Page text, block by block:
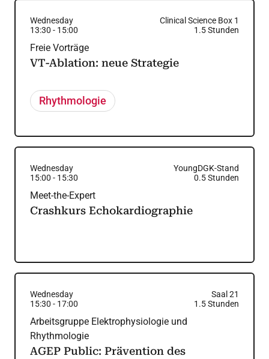
Wednesday
Clinical Science Box 1
13:30 - 15:00 1.5Stunden
Freie Vorträge
VT-Ablation: neue Strategie
Rhythmologie
Wednesday
YoungDGK-Stand
15:00 - 15:30 0.5Stunden
Meet-the-Expert
Crashkurs Echokardiographie
Wednesday
Saal 21
15:30 - 17:00 1.5Stunden
Arbeitsgruppe Elektrophysiologie und
Rhythmologie
AGEP Public: Prävention des